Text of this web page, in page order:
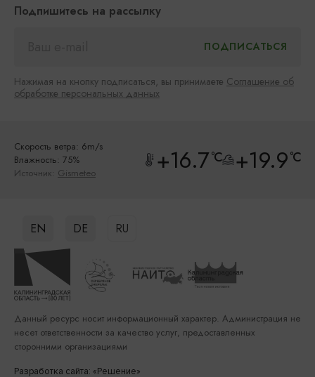
Подпишитесь на рассылку
Нажимая на кнопку подписаться, вы принимаете Соглашение об
обработке персональных данных
Скорость ветра: 6m/s
Влажность: 75%
Источник: Gismeteo +16.7°C +19.9°C
EN DE RU
Данный ресурс носит информационный характер. Администрация не
несет ответственности за качество услуг, предоставленных
сторонними организациями
Разработка сайта: «Решение»